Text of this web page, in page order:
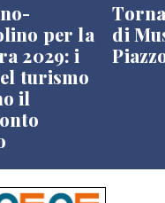
per la
2029: i
turismo
il
di